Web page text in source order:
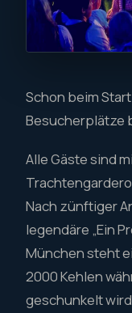
Schon beim
Besucherplätze
Alle Gäste sind
Nach zünftiger
legendäre „Ein
München steht
2000 Kehlen
geschunkelt